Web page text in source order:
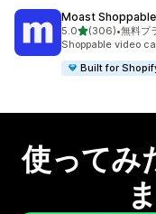
Moast
5.05つ星中
(306)
合計レビュー数：
•無料プ
Shoppable video
Built for
使ってみ